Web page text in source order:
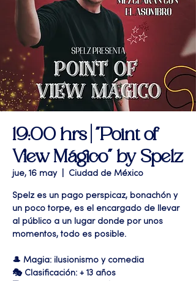
19:00 hrs | "Point of
View Mágico" by Spelz
jue, 16 may
  |
Ciudad de México
Spelz es un pago perspicaz, bonachón y
un poco torpe, es el encargado de llevar
al público a un lugar donde por unos
momentos, todo es posible.
🎩 Magia: ilusionismo y comedia
🎭 Clasificación: + 13 años